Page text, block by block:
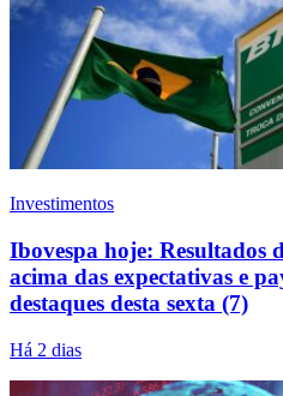
Investimentos
Ibovespa hoje: Resultados
acima das expectativas e
destaques desta sexta (7)
Há 2 dias